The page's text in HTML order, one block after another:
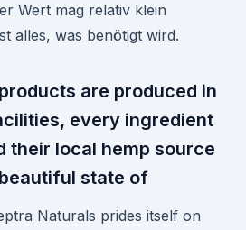
Wert mag relativ klein
alles, was benötigt wird.
are produced in
every ingredient
their local hemp source
state of
Naturals prides itself on